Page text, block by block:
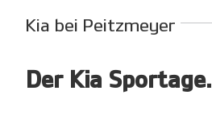
Kia bei Peitzmeyer
Der Kia Sportage.